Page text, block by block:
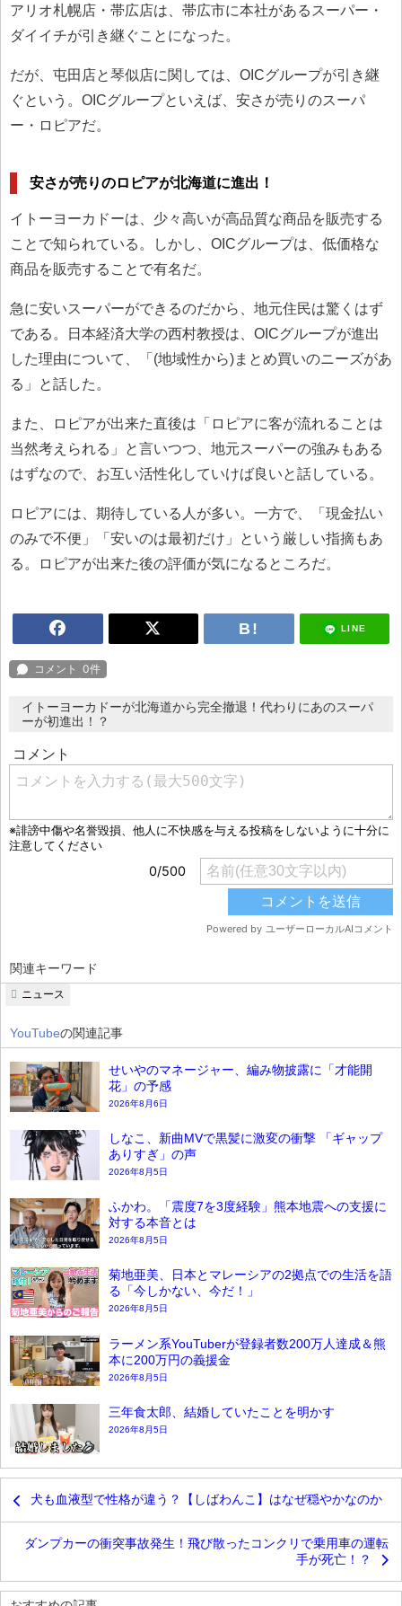
アリオ札幌店・帯広店は、帯広市に本社があるスーパー・
ダイイチが引き継ぐことになった。
だが、屯田店と琴似店に関しては、OICグループが引き継
ぐという。OICグループといえば、安さが売りのスーパ
ー・ロピアだ。
安さが売りのロピアが北海道に進出！
イトーヨーカドーは、少々高いが高品質な商品を販売する
ことで知られている。しかし、OICグループは、低価格な
商品を販売することで有名だ。
急に安いスーパーができるのだから、地元住民は驚くはず
である。日本経済大学の西村教授は、OICグループが進出
した理由について、「(地域性から)まとめ買いのニーズがあ
る」と話した。
また、ロピアが出来た直後は「ロピアに客が流れることは
当然考えられる」と言いつつ、地元スーパーの強みもある
はずなので、お互い活性化していけば良いと話している。
ロピアには、期待している人が多い。一方で、「現金払い
のみで不便」「安いのは最初だけ」という厳しい指摘もあ
る。ロピアが出来た後の評価が気になるところだ。
LINE
イトーヨーカドーが北海道から完全撤退！代わりにあのスーパ
ーが初進出！？
関連キーワード
ニュース
YouTubeの関連記事
せいやのマネージャー、編み物披露に「才能開
花」の予感
2026年8月6日
しなこ、新曲MVで黒髪に激変の衝撃 「ギャップ
ありすぎ」の声
2026年8月5日
ふかわ。「震度7を3度経験」熊本地震への支援に
対する本音とは
2026年8月5日
菊地亜美、日本とマレーシアの2拠点での生活を語
る「今しかない、今だ！」
2026年8月5日
ラーメン系YouTuberが登録者数200万人達成＆熊
本に200万円の義援金
2026年8月5日
三年食太郎、結婚していたことを明かす
2026年8月5日
犬も血液型で性格が違う？【しばわんこ】はなぜ穏やかなのか
ダンプカーの衝突事故発生！飛び散ったコンクリで乗用車の運転
手が死亡！？